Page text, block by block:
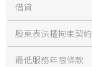
借貸
股東表決權拘束契約
最低服務年限條款